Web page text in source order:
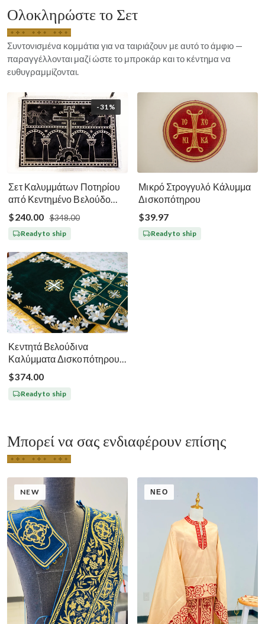
Ολοκληρώστε το Σετ
Συντονισμένα κομμάτια για να ταιριάζουν με αυτό το άμφιο —
παραγγέλλονται μαζί ώστε το μπροκάρ και το κέντημα να
ευθυγραμμίζονται.
-31%
Σετ Καλυμμάτων Ποτηρίου
από Κεντημένο Βελούδο
Μεγάλη Σαρακοστή - Μαύρο
Ασημί Χρυσό
$240.00 $348.00
Ready to ship
Μικρό Στρογγυλό Κάλυμμα
Δισκοπότηρου
$39.97
Ready to ship
Κεντητά Βελούδινα
Καλύμματα Δισκοπότηρου -
Σκούρο Πράσινο
$374.00
Ready to ship
Μπορεί να σας ενδιαφέρουν επίσης
NEW ΝΈΟ